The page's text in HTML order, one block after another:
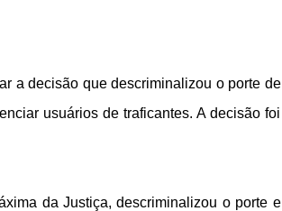
a decisão que descriminalizou o porte de
usuários de traficantes. A decisão foi
da Justiça, descriminalizou o porte e